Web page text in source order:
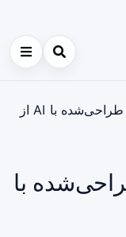
نخستین واکسن کاملاً طراحی‌شده با AI از
با